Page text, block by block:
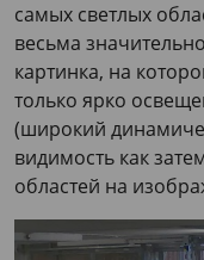
самых светлых
весьма
картинка, на
только ярко
(широкий
видимость как
областей на